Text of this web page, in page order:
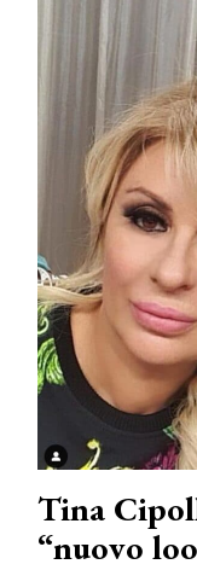
Tina
“nuovo